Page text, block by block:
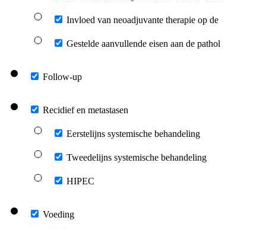
Invloed van neoadjuvante therapie op de
Gestelde aanvullende eisen aan de pathol
Follow-up
Recidief en metastasen
Eerstelijns systemische behandeling
Tweedelijns systemische behandeling
HIPEC
Voeding